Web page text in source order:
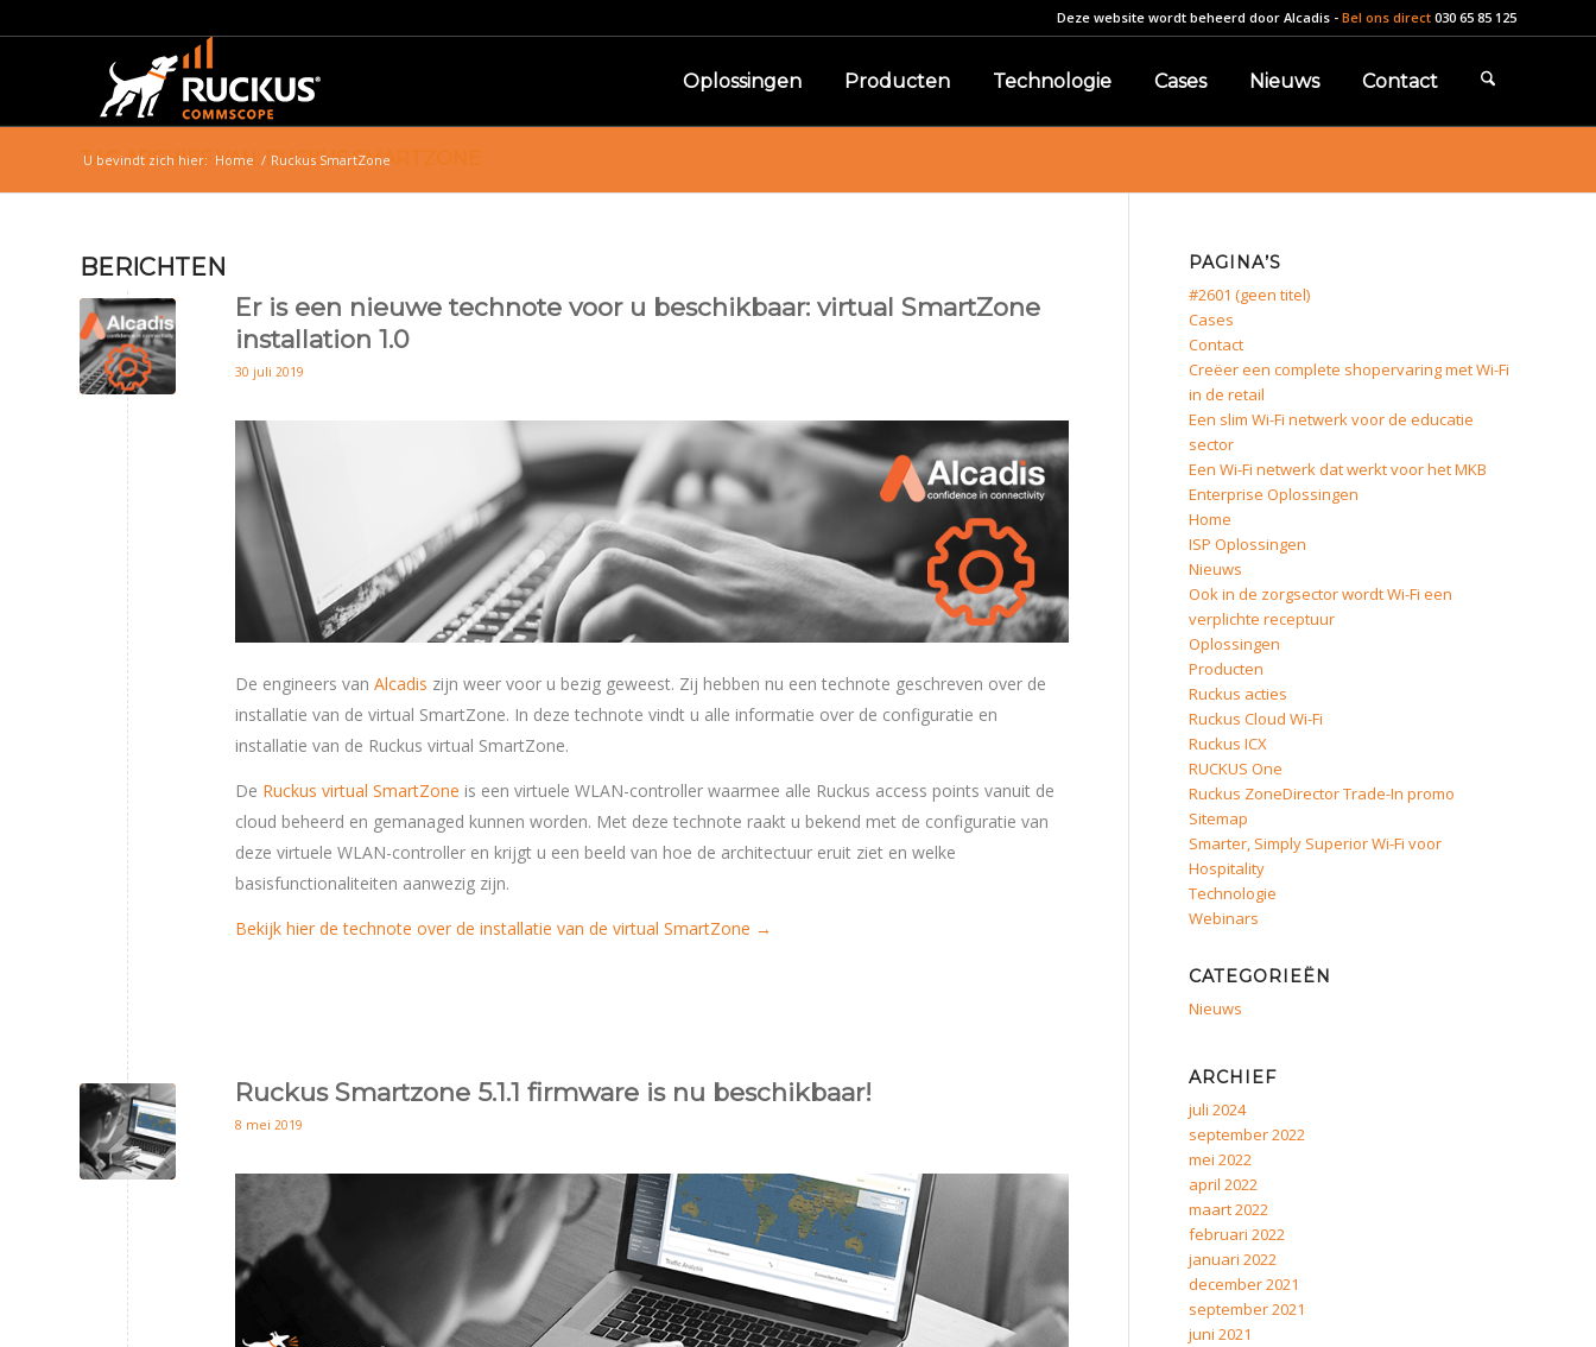
Deze website wordt beheerd door Alcadis - Bel ons direct 030 65 85 125
Oplossingen Producten Technologie Cases Nieuws Contact
TAG ARCHIEF VAN: RUCKUS SMARTZONE
U bevindt zich hier: Home / Ruckus SmartZone
BERICHTEN
Er is een nieuwe technote voor u beschikbaar: virtual SmartZone
installation 1.0
30 juli 2019
De engineers van Alcadis zijn weer voor u bezig geweest. Zij hebben nu een technote geschreven over de
installatie van de virtual SmartZone. In deze technote vindt u alle informatie over de configuratie en
installatie van de Ruckus virtual SmartZone.
De Ruckus virtual SmartZone is een virtuele WLAN-controller waarmee alle Ruckus access points vanuit de
cloud beheerd en gemanaged kunnen worden. Met deze technote raakt u bekend met de configuratie van
deze virtuele WLAN-controller en krijgt u een beeld van hoe de architectuur eruit ziet en welke
basisfunctionaliteiten aanwezig zijn.
Bekijk hier de technote over de installatie van de virtual SmartZone →
Ruckus Smartzone 5.1.1 firmware is nu beschikbaar!
8 mei 2019
PAGINA’S
#2601 (geen titel)
Cases
Contact
Creëer een complete shopervaring met Wi-Fi
in de retail
Een slim Wi-Fi netwerk voor de educatie
sector
Een Wi-Fi netwerk dat werkt voor het MKB
Enterprise Oplossingen
Home
ISP Oplossingen
Nieuws
Ook in de zorgsector wordt Wi-Fi een
verplichte receptuur
Oplossingen
Producten
Ruckus acties
Ruckus Cloud Wi-Fi
Ruckus ICX
RUCKUS One
Ruckus ZoneDirector Trade-In promo
Sitemap
Smarter, Simply Superior Wi-Fi voor
Hospitality
Technologie
Webinars
CATEGORIEËN
Nieuws
ARCHIEF
juli 2024
september 2022
mei 2022
april 2022
maart 2022
februari 2022
januari 2022
december 2021
september 2021
juni 2021